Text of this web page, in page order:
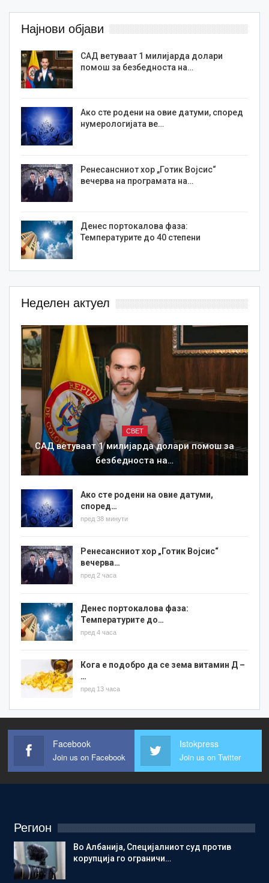
Најнови објави
САД ветуваат 1 милијарда долари
помош за безбедноста на…
Ако сте родени на овие датуми, според
нумерологијата ве…
Ренесансниот хор „Готик Војсис“
вечерва на програмата на…
Денес портокалова фаза:
Температурите до 40 степени
Неделен актуел
СВЕТ
САД ветуваат 1 милијарда долари помош за
безбедноста на…
Ако сте родени на овие датуми,
според…
пред 38 минути
Ренесансниот хор „Готик Војсис“
вечерва…
пред 2 часа
Денес портокалова фаза:
Температурите до…
пред 4 часа
Кога е подобро да се зема витамин Д –
…
пред 13 часа
Facebook
Join us on Facebook
Istokpress
Join us on Twitter
Регион
Во Албанија, Специјалниот суд против
корупција го ограничи…